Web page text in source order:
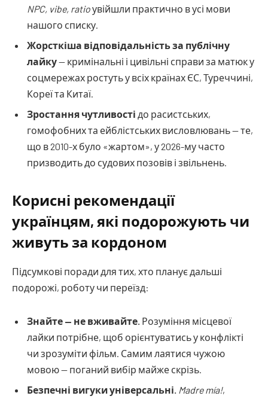
NPC, vibe, ratioувійшли практично в усі мови
нашого списку.
Жорсткіша відповідальність за публічну
лайку— кримінальні і цивільні справи за матюк у
соцмережах ростуть у всіх країнах ЄС, Туреччині,
Кореї та Китаї.
Зростання чутливості до расистських,
гомофобних та ейблістських висловлювань — те,
що в 2010-х було «жартом», у 2026-му часто
призводить до судових позовів і звільнень.
Корисні рекомендації
українцям, які подорожують чи
живуть за кордоном
Підсумкові поради для тих, хто планує дальші
подорожі, роботу чи переїзд:
Знайте — не вживайте. Розуміння місцевої
лайки потрібне, щоб орієнтуватись у конфлікті
чи зрозуміти фільм. Самим лаятися чужою
мовою — поганий вибір майже скрізь.
Безпечні вигуки універсальні. Madre mía!,